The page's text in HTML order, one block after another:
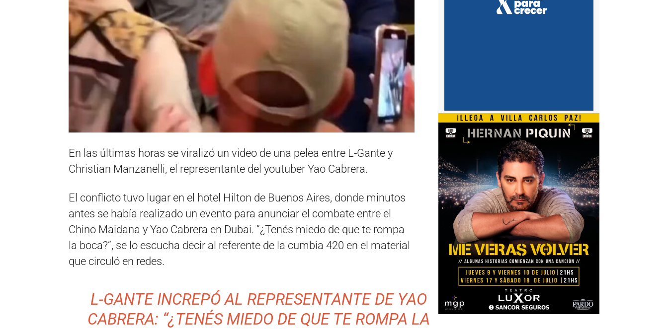
En las últimas horas se viralizó un video de una pelea entre L-Gante y
Christian Manzanelli, el representante del youtuber Yao Cabrera.
El conflicto tuvo lugar en el hotel Hilton de Buenos Aires, donde minutos
antes se había realizado un evento para anunciar el combate entre el
Chino Maidana y Yao Cabrera en Dubai. “¿Tenés miedo de que te rompa
la boca?”, se lo escucha decir al referente de la cumbia 420 en el material
que circuló en redes.
L-GANTE INCREPÓ AL REPRESENTANTE DE YAO
CABRERA: “¿TENÉS MIEDO DE QUE TE ROMPA LA